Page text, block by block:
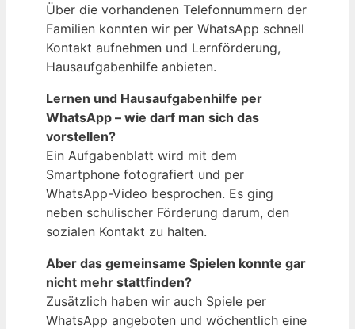
Über die vorhandenen Telefonnummern der
Familien konnten wir per WhatsApp schnell
Kontakt aufnehmen und Lernförderung,
Hausaufgabenhilfe anbieten.
Lernen und Hausaufgabenhilfe per
WhatsApp – wie darf man sich das
vorstellen?
Ein Aufgabenblatt wird mit dem
Smartphone fotografiert und per
WhatsApp-Video besprochen. Es ging
neben schulischer Förderung darum, den
sozialen Kontakt zu halten.
Aber das gemeinsame Spielen konnte gar
nicht mehr stattfinden?
Zusätzlich haben wir auch Spiele per
WhatsApp angeboten und wöchentlich eine